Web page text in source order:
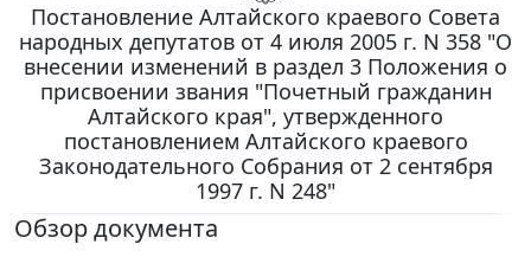
Постановление Алтайского краевого Совета
народных депутатов от 4 июля 2005 г. N 358 "О
внесении изменений в раздел 3 Положения о
присвоении звания "Почетный гражданин
Алтайского края", утвержденного
постановлением Алтайского краевого
Законодательного Собрания от 2 сентября
1997 г. N 248"
Обзор документа